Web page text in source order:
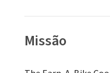
Missão